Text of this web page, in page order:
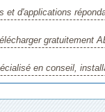
et d'applications
gratuitement
en conseil,